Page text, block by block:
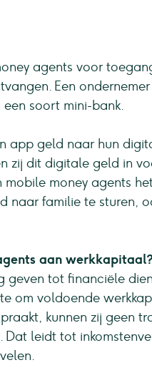
agents voor
Een
soort mini-bank.
app geld naar hun
zij dit digitale geld in
money agents
naar familie te sturen,
aan
geven tot financiële
om voldoende
kunnen zij geen
Dat leidt tot